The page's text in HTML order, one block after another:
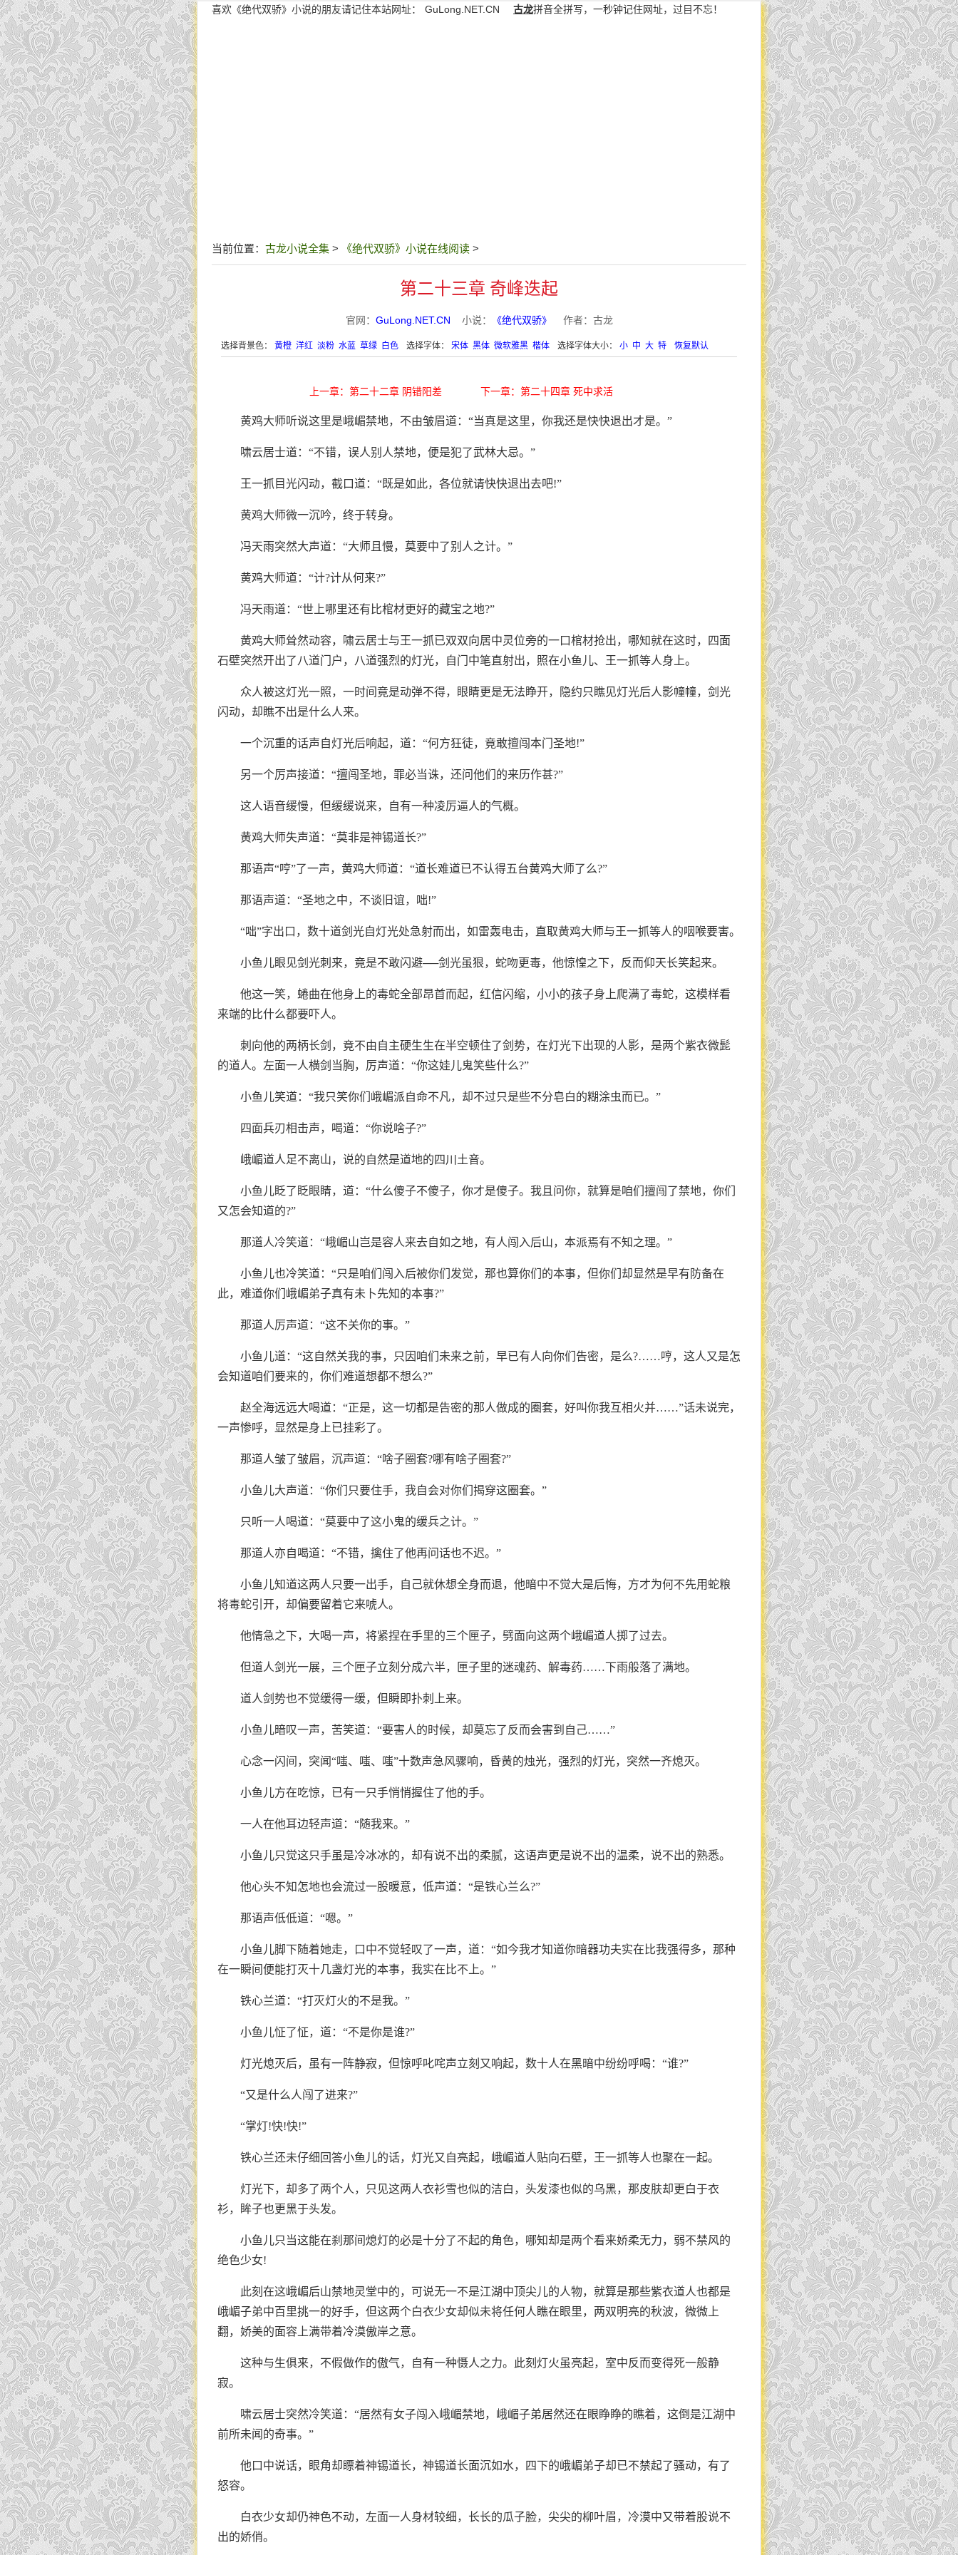
喜欢《绝代双骄》小说的朋友请记住本站网址： GuLong.NET.CN 古龙拼音全拼写，一秒钟记住网址，过目不忘！
当前位置： 古龙小说全集 > 《绝代双骄》小说在线阅读 >
第二十三章 奇峰迭起
官网： GuLong.NET.CN 小说： 《绝代双骄》 作者：古龙
选择背景色： 黄橙 洋红 淡粉 水蓝 草绿 白色 选择字体： 宋体 黑体 微软雅黑 楷体 选择字体大小： 小 中 大 特 恢复默认
上一章：第二十二章 阴错阳差 下一章：第二十四章 死中求活
黄鸡大师听说这里是峨嵋禁地，不由皱眉道：“当真是这里，你我还是快快退出才是。”
啸云居士道：“不错，误人别人禁地，便是犯了武林大忌。”
王一抓目光闪动，截口道：“既是如此，各位就请快快退出去吧!”
黄鸡大师微一沉吟，终于转身。
冯天雨突然大声道：“大师且慢，莫要中了别人之计。”
黄鸡大师道：“计?计从何来?”
冯天雨道：“世上哪里还有比棺材更好的藏宝之地?”
黄鸡大师耸然动容，啸云居士与王一抓已双双向居中灵位旁的一口棺材抢出，哪知就在这时，四面
石壁突然开出了八道门户，八道强烈的灯光，自门中笔直射出，照在小鱼儿、王一抓等人身上。
众人被这灯光一照，一时间竟是动弹不得，眼睛更是无法睁开，隐约只瞧见灯光后人影幢幢，剑光
闪动，却瞧不出是什么人来。
一个沉重的话声自灯光后响起，道：“何方狂徒，竟敢擅闯本门圣地!”
另一个厉声接道：“擅闯圣地，罪必当诛，还问他们的来历作甚?”
这人语音缓慢，但缓缓说来，自有一种凌厉逼人的气概。
黄鸡大师失声道：“莫非是神锡道长?”
那语声“哼”了一声，黄鸡大师道：“道长难道已不认得五台黄鸡大师了么?”
那语声道：“圣地之中，不谈旧谊，咄!”
“咄”字出口，数十道剑光自灯光处急射而出，如雷轰电击，直取黄鸡大师与王一抓等人的咽喉要害。
小鱼儿眼见剑光刺来，竟是不敢闪避──剑光虽狠，蛇吻更毒，他惊惶之下，反而仰天长笑起来。
他这一笑，蜷曲在他身上的毒蛇全部昂首而起，红信闪缩，小小的孩子身上爬满了毒蛇，这模样看
来端的比什么都要吓人。
刺向他的两柄长剑，竟不由自主硬生生在半空顿住了剑势，在灯光下出现的人影，是两个紫衣微髭
的道人。左面一人横剑当胸，厉声道：“你这娃儿鬼笑些什么?”
小鱼儿笑道：“我只笑你们峨嵋派自命不凡，却不过只是些不分皂白的糊涂虫而已。”
四面兵刃相击声，喝道：“你说啥子?”
峨嵋道人足不离山，说的自然是道地的四川土音。
小鱼儿眨了眨眼睛，道：“什么傻子不傻子，你才是傻子。我且问你，就算是咱们擅闯了禁地，你们
又怎会知道的?”
那道人冷笑道：“峨嵋山岂是容人来去自如之地，有人闯入后山，本派焉有不知之理。”
小鱼儿也冷笑道：“只是咱们闯入后被你们发觉，那也算你们的本事，但你们却显然是早有防备在
此，难道你们峨嵋弟子真有未卜先知的本事?”
那道人厉声道：“这不关你的事。”
小鱼儿道：“这自然关我的事，只因咱们未来之前，早已有人向你们告密，是么?……哼，这人又是怎
会知道咱们要来的，你们难道想都不想么?”
赵全海远远大喝道：“正是，这一切都是告密的那人做成的圈套，好叫你我互相火并……”话未说完，
一声惨呼，显然是身上已挂彩了。
那道人皱了皱眉，沉声道：“啥子圈套?哪有啥子圈套?”
小鱼儿大声道：“你们只要住手，我自会对你们揭穿这圈套。”
只听一人喝道：“莫要中了这小鬼的缓兵之计。”
那道人亦自喝道：“不错，擒住了他再问话也不迟。”
小鱼儿知道这两人只要一出手，自己就休想全身而退，他暗中不觉大是后悔，方才为何不先用蛇粮
将毒蛇引开，却偏要留着它来唬人。
他情急之下，大喝一声，将紧捏在手里的三个匣子，劈面向这两个峨嵋道人掷了过去。
但道人剑光一展，三个匣子立刻分成六半，匣子里的迷魂药、解毒药……下雨般落了满地。
道人剑势也不觉缓得一缓，但瞬即扑刺上来。
小鱼儿暗叹一声，苦笑道：“要害人的时候，却莫忘了反而会害到自己……”
心念一闪间，突闻“嗤、嗤、嗤”十数声急风骤响，昏黄的烛光，强烈的灯光，突然一齐熄灭。
小鱼儿方在吃惊，已有一只手悄悄握住了他的手。
一人在他耳边轻声道：“随我来。”
小鱼儿只觉这只手虽是冷冰冰的，却有说不出的柔腻，这语声更是说不出的温柔，说不出的熟悉。
他心头不知怎地也会流过一股暖意，低声道：“是铁心兰么?”
那语声低低道：“嗯。”
小鱼儿脚下随着她走，口中不觉轻叹了一声，道：“如今我才知道你暗器功夫实在比我强得多，那种
在一瞬间便能打灭十几盏灯光的本事，我实在比不上。”
铁心兰道：“打灭灯火的不是我。”
小鱼儿怔了怔，道：“不是你是谁?”
灯光熄灭后，虽有一阵静寂，但惊呼叱咤声立刻又响起，数十人在黑暗中纷纷呼喝：“谁?”
“又是什么人闯了进来?”
“掌灯!快!快!”
铁心兰还未仔细回答小鱼儿的话，灯光又自亮起，峨嵋道人贴向石壁，王一抓等人也聚在一起。
灯光下，却多了两个人，只见这两人衣衫雪也似的洁白，头发漆也似的乌黑，那皮肤却更白于衣
衫，眸子也更黑于头发。
小鱼儿只当这能在刹那间熄灯的必是十分了不起的角色，哪知却是两个看来娇柔无力，弱不禁风的
绝色少女!
此刻在这峨嵋后山禁地灵堂中的，可说无一不是江湖中顶尖儿的人物，就算是那些紫衣道人也都是
峨嵋子弟中百里挑一的好手，但这两个白衣少女却似未将任何人瞧在眼里，两双明亮的秋波，微微上
翻，娇美的面容上满带着冷漠傲岸之意。
这种与生俱来，不假做作的傲气，自有一种慑人之力。此刻灯火虽亮起，室中反而变得死一般静
寂。
啸云居士突然冷笑道：“居然有女子闯入峨嵋禁地，峨嵋子弟居然还在眼睁睁的瞧着，这倒是江湖中
前所未闻的奇事。”
他口中说话，眼角却瞟着神锡道长，神锡道长面沉如水，四下的峨嵋弟子却已不禁起了骚动，有了
怒容。
白衣少女却仍神色不动，左面一人身材较细，长长的瓜子脸，尖尖的柳叶眉，冷漠中又带着股说不
出的娇俏。